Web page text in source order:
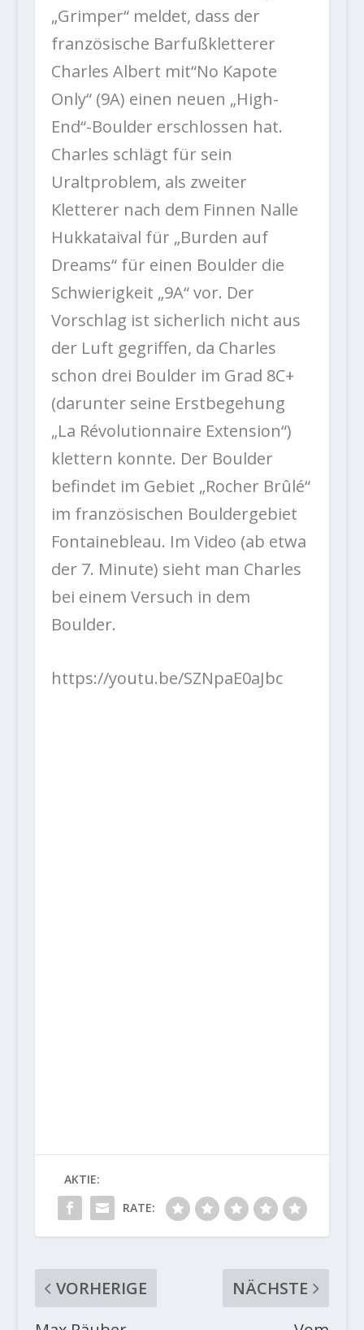
„Grimper“ meldet, dass der
französische Barfußkletterer
Charles Albert mit“No Kapote
Only“ (9A) einen neuen „High-
End“-Boulder erschlossen hat.
Charles schlägt für sein
Uraltproblem, als zweiter
Kletterer nach dem Finnen Nalle
Hukkataival für „Burden auf
Dreams“ für einen Boulder die
Schwierigkeit „9A“ vor. Der
Vorschlag ist sicherlich nicht aus
der Luft gegriffen, da Charles
schon drei Boulder im Grad 8C+
(darunter seine Erstbegehung
„La Révolutionnaire Extension“)
klettern konnte. Der Boulder
befindet im Gebiet „Rocher Brûlé“
im französischen Bouldergebiet
Fontainebleau. Im Video (ab etwa
der 7. Minute) sieht man Charles
bei einem Versuch in dem
Boulder.
https://youtu.be/SZNpaE0aJbc
AKTIE:
RATE:
VORHERIGE
NÄCHSTE